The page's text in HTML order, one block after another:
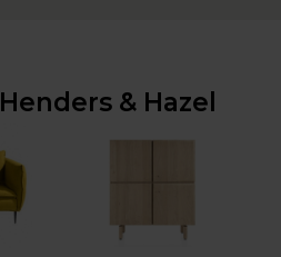
Henders & Hazel